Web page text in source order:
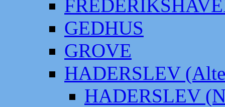
GEDHUS
GROVE
HADERSLEV
HADERSLEV